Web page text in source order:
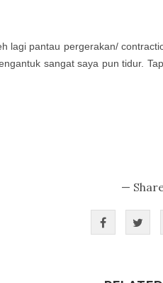
lagi pantau pergerakan/
sangat saya pun tidur.
—